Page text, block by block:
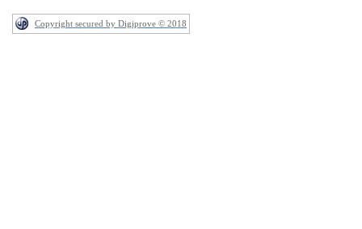
Copyright secured by Digiprove © 2018